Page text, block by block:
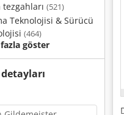
tezgahları (521)
Teknolojisi & Sürücü
(464)
göster